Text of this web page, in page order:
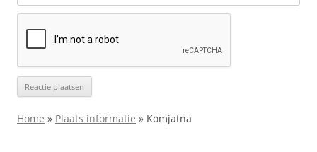
Home » Plaats informatie » Komjatna